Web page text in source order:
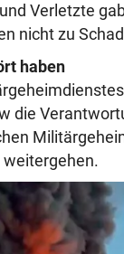
Verletzte
nicht zu
haben
die
weitergehen.